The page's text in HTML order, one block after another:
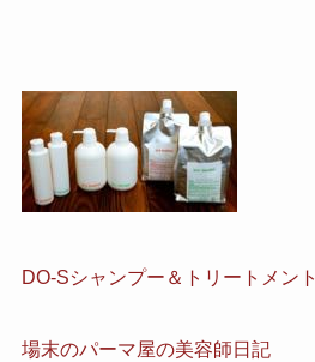
DO-Sシャンプー＆トリートメント
場末のパーマ屋の美容師日記